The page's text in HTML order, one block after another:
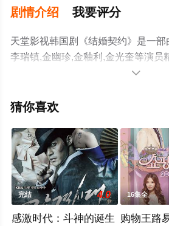
剧情介绍 我要评分
天堂影视韩国剧《结婚契约》是一部
李瑞镇,金幽珍,金釉利,金光奎等演员
剧，大结局剧情已揭晓（1-16全集）
可移步至豆瓣电视剧、电视猫或剧情

猜你喜欢
完结 4.0
感激时代：斗神的诞生
16集全
购物王路